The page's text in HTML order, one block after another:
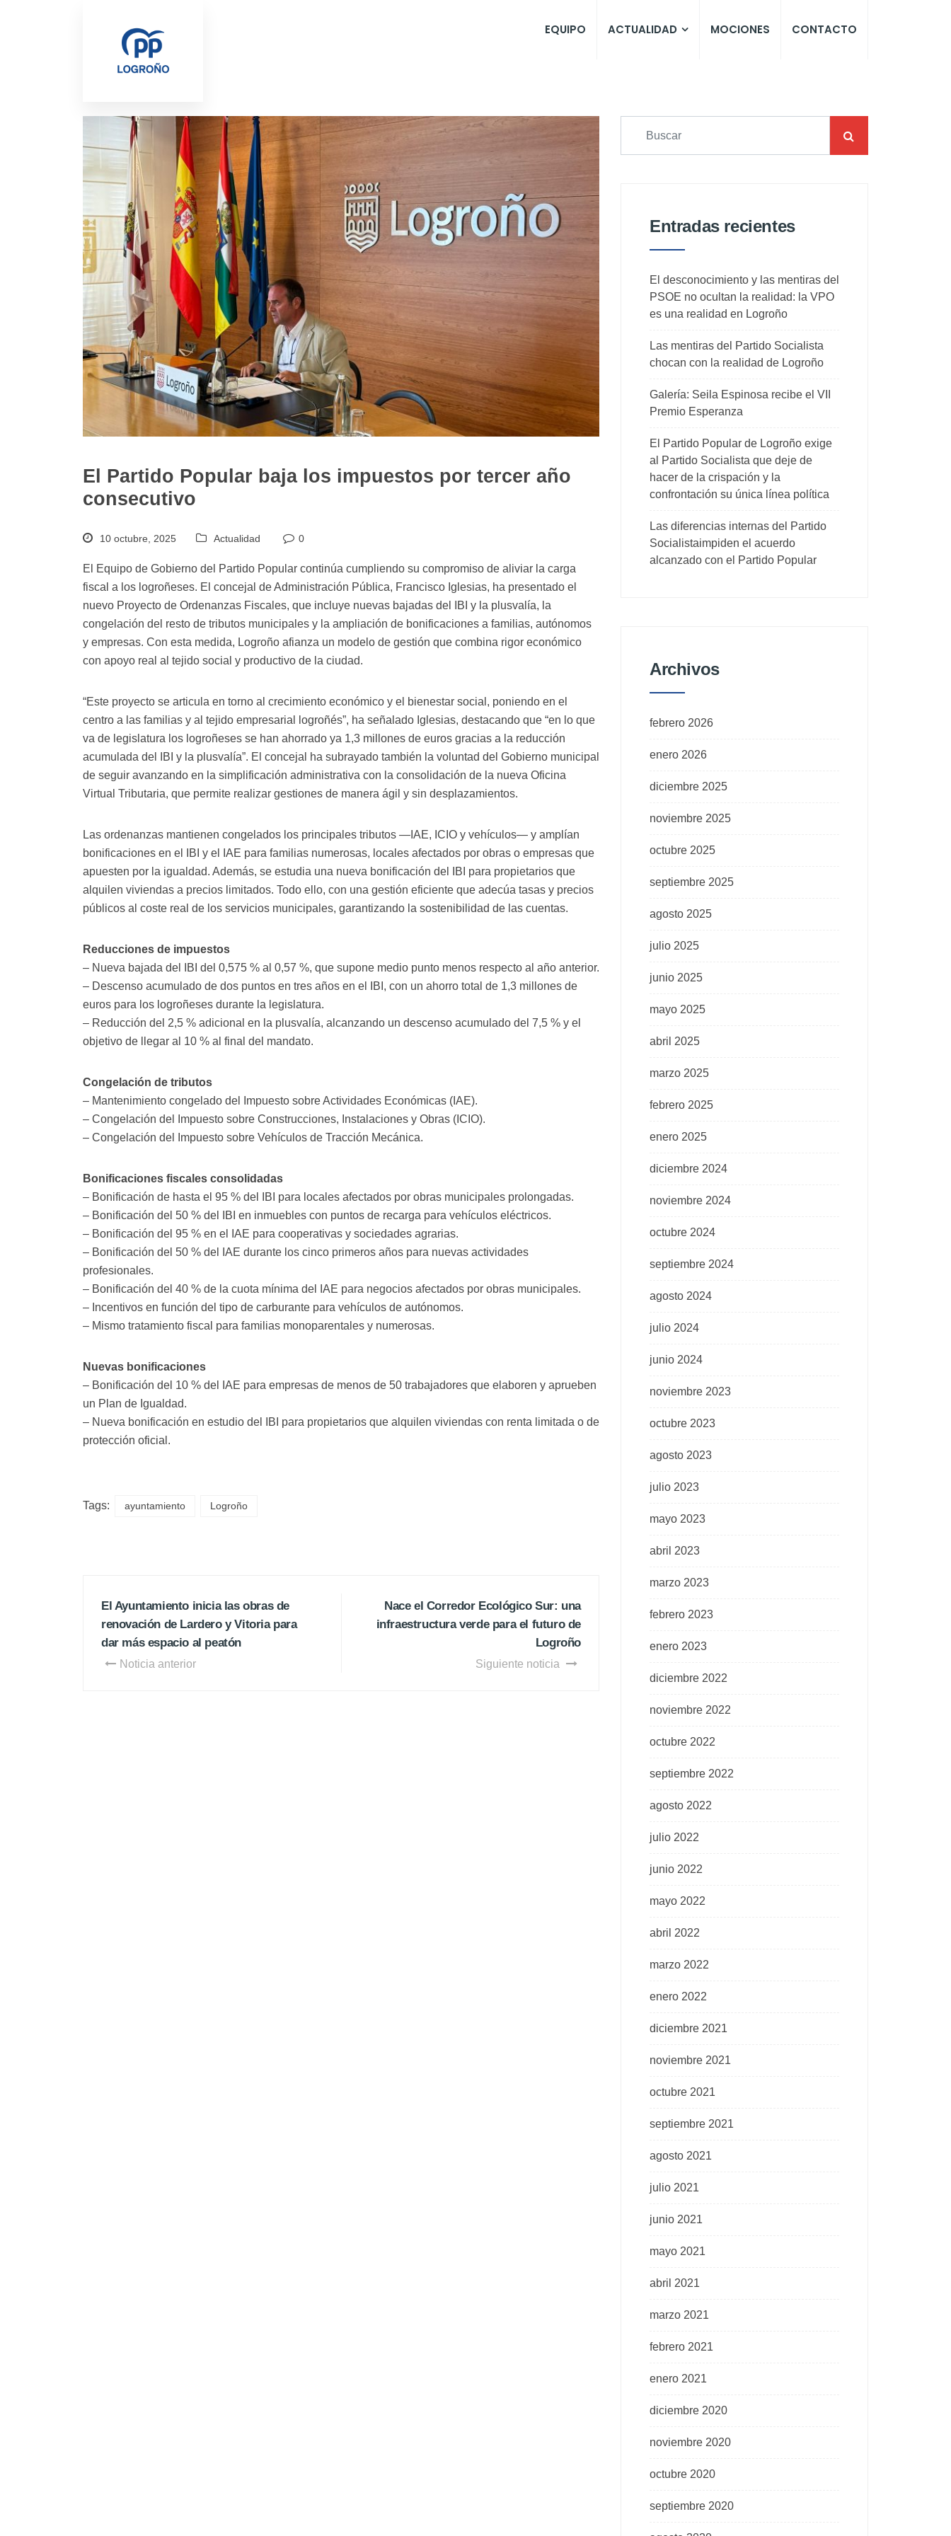
EQUIPO ACTUALIDAD MOCIONES CONTACTO
El Partido Popular baja los impuestos por tercer año
consecutivo
10 octubre, 2025 Actualidad 0
El Equipo de Gobierno del Partido Popular continúa cumpliendo su compromiso de aliviar la carga
fiscal a los logroñeses. El concejal de Administración Pública, Francisco Iglesias, ha presentado el
nuevo Proyecto de Ordenanzas Fiscales, que incluye nuevas bajadas del IBI y la plusvalía, la
congelación del resto de tributos municipales y la ampliación de bonificaciones a familias, autónomos
y empresas. Con esta medida, Logroño afianza un modelo de gestión que combina rigor económico
con apoyo real al tejido social y productivo de la ciudad.
“Este proyecto se articula en torno al crecimiento económico y el bienestar social, poniendo en el
centro a las familias y al tejido empresarial logroñés”, ha señalado Iglesias, destacando que “en lo que
va de legislatura los logroñeses se han ahorrado ya 1,3 millones de euros gracias a la reducción
acumulada del IBI y la plusvalía”. El concejal ha subrayado también la voluntad del Gobierno municipal
de seguir avanzando en la simplificación administrativa con la consolidación de la nueva Oficina
Virtual Tributaria, que permite realizar gestiones de manera ágil y sin desplazamientos.
Las ordenanzas mantienen congelados los principales tributos —IAE, ICIO y vehículos— y amplían
bonificaciones en el IBI y el IAE para familias numerosas, locales afectados por obras o empresas que
apuesten por la igualdad. Además, se estudia una nueva bonificación del IBI para propietarios que
alquilen viviendas a precios limitados. Todo ello, con una gestión eficiente que adecúa tasas y precios
públicos al coste real de los servicios municipales, garantizando la sostenibilidad de las cuentas.
Reducciones de impuestos
– Nueva bajada del IBI del 0,575 % al 0,57 %, que supone medio punto menos respecto al año anterior.
– Descenso acumulado de dos puntos en tres años en el IBI, con un ahorro total de 1,3 millones de
euros para los logroñeses durante la legislatura.
– Reducción del 2,5 % adicional en la plusvalía, alcanzando un descenso acumulado del 7,5 % y el
objetivo de llegar al 10 % al final del mandato.
Congelación de tributos
– Mantenimiento congelado del Impuesto sobre Actividades Económicas (IAE).
– Congelación del Impuesto sobre Construcciones, Instalaciones y Obras (ICIO).
– Congelación del Impuesto sobre Vehículos de Tracción Mecánica.
Bonificaciones fiscales consolidadas
– Bonificación de hasta el 95 % del IBI para locales afectados por obras municipales prolongadas.
– Bonificación del 50 % del IBI en inmuebles con puntos de recarga para vehículos eléctricos.
– Bonificación del 95 % en el IAE para cooperativas y sociedades agrarias.
– Bonificación del 50 % del IAE durante los cinco primeros años para nuevas actividades
profesionales.
– Bonificación del 40 % de la cuota mínima del IAE para negocios afectados por obras municipales.
– Incentivos en función del tipo de carburante para vehículos de autónomos.
– Mismo tratamiento fiscal para familias monoparentales y numerosas.
Nuevas bonificaciones
– Bonificación del 10 % del IAE para empresas de menos de 50 trabajadores que elaboren y aprueben
un Plan de Igualdad.
– Nueva bonificación en estudio del IBI para propietarios que alquilen viviendas con renta limitada o de
protección oficial.
Tags: ayuntamiento Logroño
El Ayuntamiento inicia las obras de
renovación de Lardero y Vitoria para
dar más espacio al peatón
Noticia anterior
Nace el Corredor Ecológico Sur: una
infraestructura verde para el futuro de
Logroño
Siguiente noticia
Entradas recientes
El desconocimiento y las mentiras del
PSOE no ocultan la realidad: la VPO
es una realidad en Logroño
Las mentiras del Partido Socialista
chocan con la realidad de Logroño
Galería: Seila Espinosa recibe el VII
Premio Esperanza
El Partido Popular de Logroño exige
al Partido Socialista que deje de
hacer de la crispación y la
confrontación su única línea política
Las diferencias internas del Partido
Socialistaimpiden el acuerdo
alcanzado con el Partido Popular
Archivos
febrero 2026
enero 2026
diciembre 2025
noviembre 2025
octubre 2025
septiembre 2025
agosto 2025
julio 2025
junio 2025
mayo 2025
abril 2025
marzo 2025
febrero 2025
enero 2025
diciembre 2024
noviembre 2024
octubre 2024
septiembre 2024
agosto 2024
julio 2024
junio 2024
noviembre 2023
octubre 2023
agosto 2023
julio 2023
mayo 2023
abril 2023
marzo 2023
febrero 2023
enero 2023
diciembre 2022
noviembre 2022
octubre 2022
septiembre 2022
agosto 2022
julio 2022
junio 2022
mayo 2022
abril 2022
marzo 2022
enero 2022
diciembre 2021
noviembre 2021
octubre 2021
septiembre 2021
agosto 2021
julio 2021
junio 2021
mayo 2021
abril 2021
marzo 2021
febrero 2021
enero 2021
diciembre 2020
noviembre 2020
octubre 2020
septiembre 2020